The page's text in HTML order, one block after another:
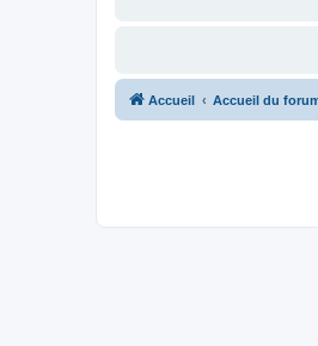
Accueil Accueil du